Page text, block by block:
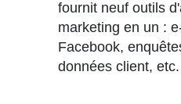
fournit neuf outils
marketing en un :
Facebook,
données client, etc.